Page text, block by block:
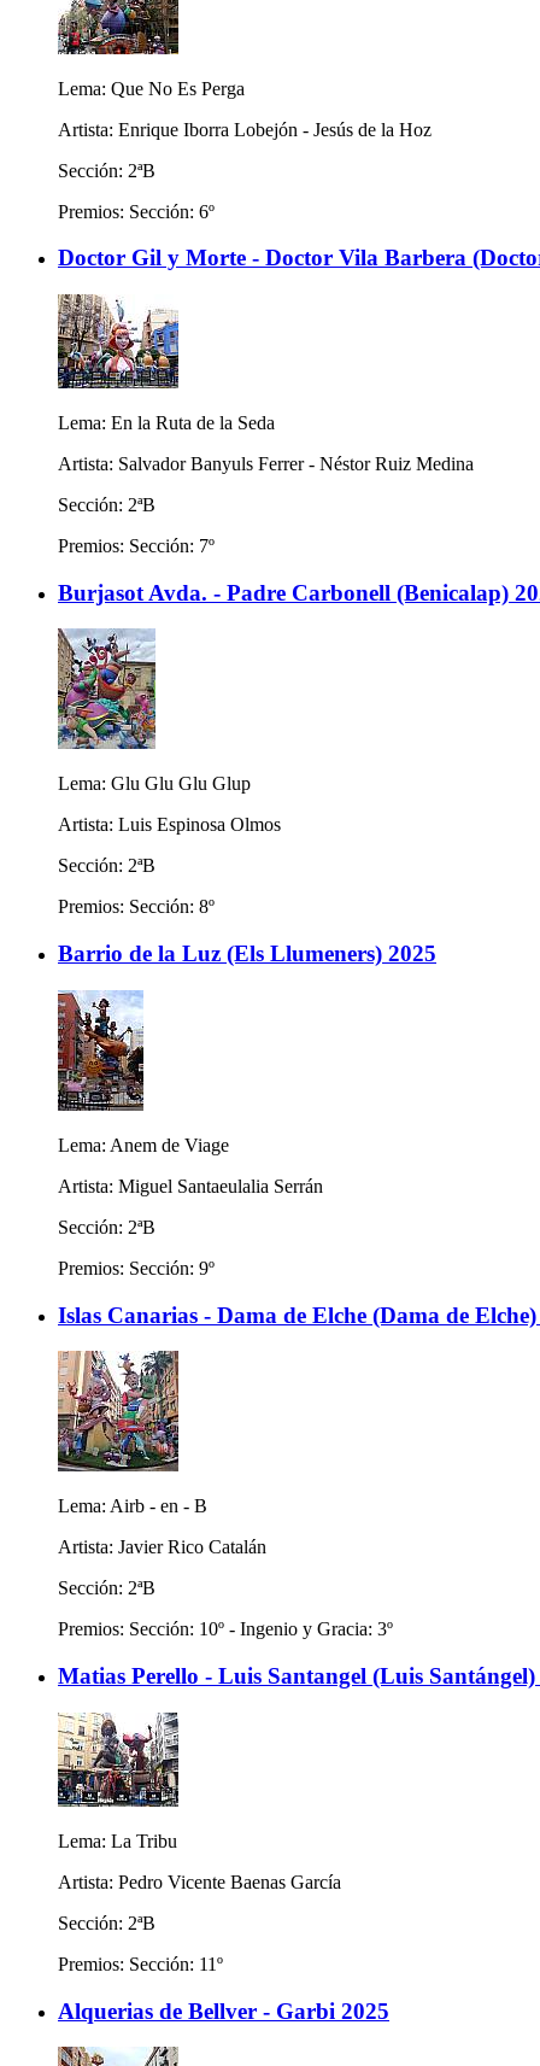
Lema: Que No Es Perga
Artista: Enrique Iborra Lobejón - Jesús de la Hoz
Sección: 2ªB
Premios: Sección: 6º
Doctor Gil y Morte - Doctor Vila Barbera
Lema: En la Ruta de la Seda
Artista: Salvador Banyuls Ferrer - Néstor Ruiz Medina
Sección: 2ªB
Premios: Sección: 7º
Burjasot Avda. - Padre Carbonell (Benicalap)
Lema: Glu Glu Glu Glup
Artista: Luis Espinosa Olmos
Sección: 2ªB
Premios: Sección: 8º
Barrio de la Luz (Els Llumeners) 2025
Lema: Anem de Viage
Artista: Miguel Santaeulalia Serrán
Sección: 2ªB
Premios: Sección: 9º
Islas Canarias - Dama de Elche (Dama de
Lema: Airb - en - B
Artista: Javier Rico Catalán
Sección: 2ªB
Premios: Sección: 10º - Ingenio y Gracia: 3º
Matias Perello - Luis Santangel (Luis Santángel)
Lema: La Tribu
Artista: Pedro Vicente Baenas García
Sección: 2ªB
Premios: Sección: 11º
Alquerias de Bellver - Garbi 2025